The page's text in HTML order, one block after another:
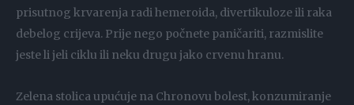
prisutnog krvarenja radi hemeroida, divertikuloze ili raka
debelog crijeva. Prije nego počnete paničariti, razmislite
jeste li jeli ciklu ili neku drugu jako crvenu hranu.
Zelena stolica upućuje na Chronovu bolest, konzumiranje